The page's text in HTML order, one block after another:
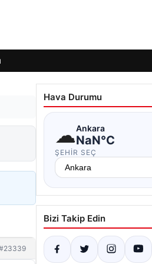
Hava Durumu
☁Ankara
NaN°C
ŞEHIR SEÇ
Bizi Takip Edin